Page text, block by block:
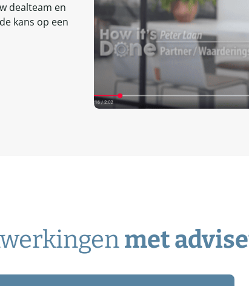
dealteam en
kans op een
met